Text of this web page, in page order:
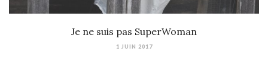
Je ne suis pas SuperWoman
1 JUIN 2017